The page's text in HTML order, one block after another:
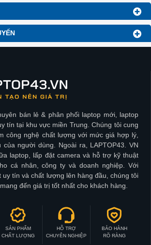
bán lẻ & phân phối laptop mới, laptop
tín tại khu vực miền Trung. Chúng tôi cung
công nghệ chất lượng với mức giá hợp lý,
của người dùng. Ngoài ra, LAPTOP43. VN
laptop, lấp đặt camera và hỗ trợ kỹ thuật
cá nhân, công ty và doanh nghiệp. Với
uy tín và chất lượng lên hàng đầu, chúng tôi
đến giá trị tốt nhất cho khách hàng.
SẢN PHẨM
CHẤT LƯỢNG
HỖ TRỢ
CHUYÊN NGHIỆP
BẢO HÀNH
RÕ RÀNG